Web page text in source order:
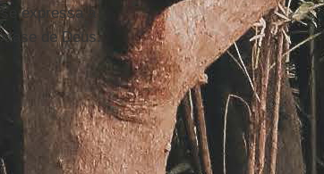
expressa a
de Deus.